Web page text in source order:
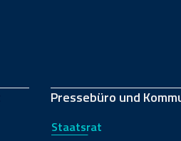
Pressebüro und
Staatsrat